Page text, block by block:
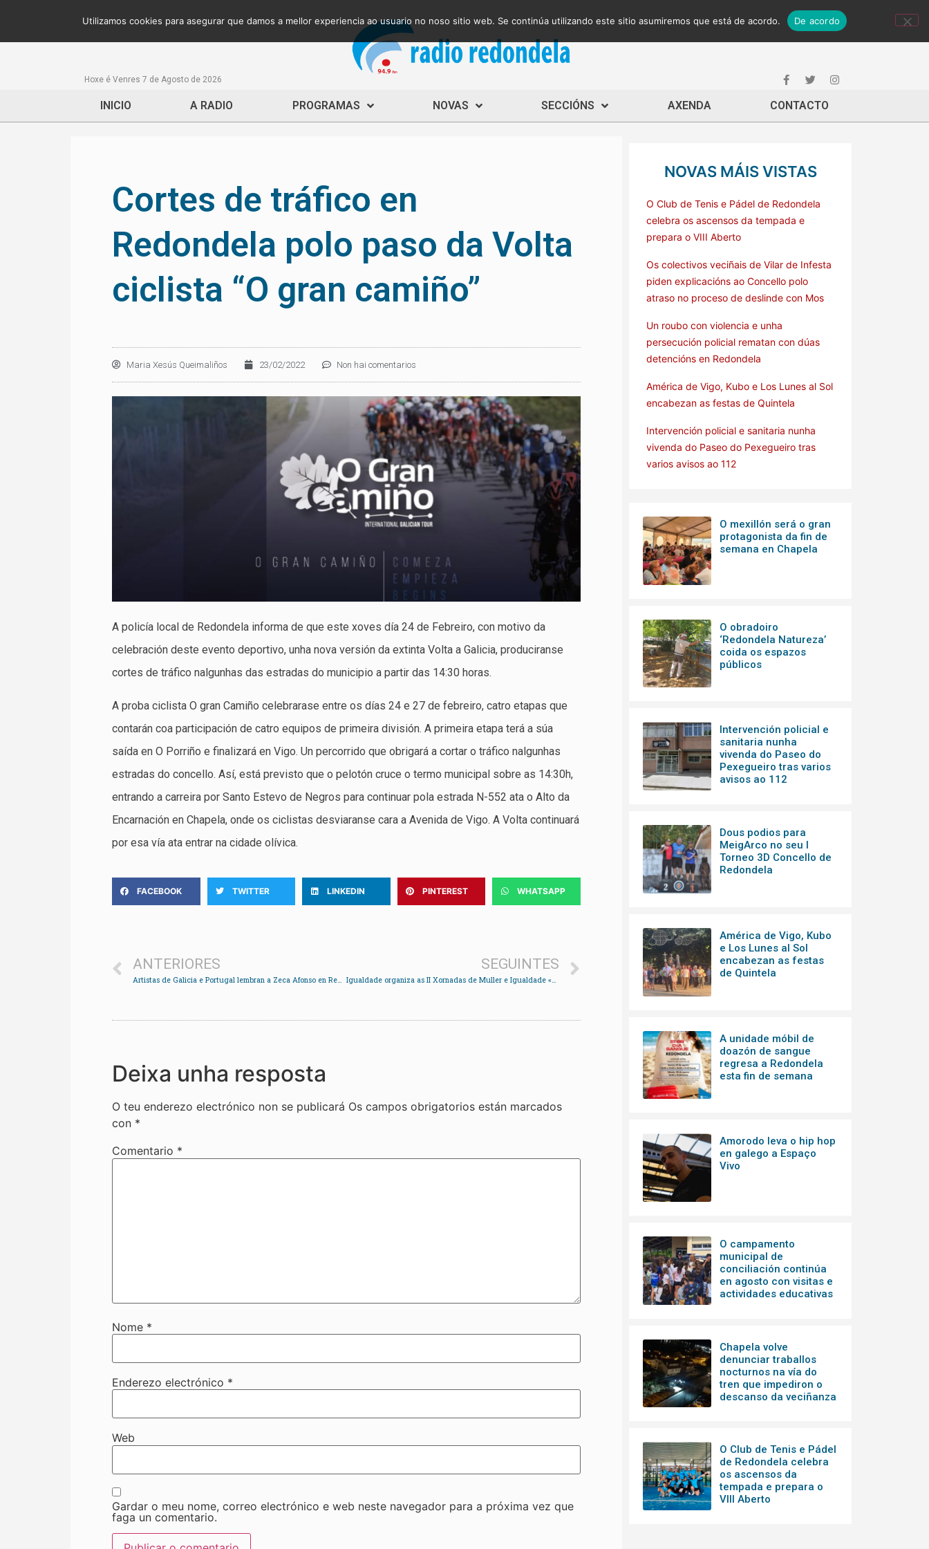
Hoxe é Venres 7 de Agosto de 2026
INICIO A RADIO PROGRAMAS NOVAS SECCIÓNS AXENDA CONTACTO
Cortes de tráfico en
Redondela polo paso da Volta
ciclista “O gran camiño”
Maria Xesús Queimaliños 23/02/2022 Non hai comentarios
A policía local de Redondela informa de que este xoves día 24 de Febreiro, con motivo da
celebración deste evento deportivo, unha nova versión da extinta Volta a Galicia, produciranse
cortes de tráfico nalgunhas das estradas do municipio a partir das 14:30 horas.
A proba ciclista O gran Camiño celebrarase entre os días 24 e 27 de febreiro, catro etapas que
contarán coa participación de catro equipos de primeira división. A primeira etapa terá a súa
saída en O Porriño e finalizará en Vigo. Un percorrido que obrigará a cortar o tráfico nalgunhas
estradas do concello. Así, está previsto que o pelotón cruce o termo municipal sobre as 14:30h,
entrando a carreira por Santo Estevo de Negros para continuar pola estrada N-552 ata o Alto da
Encarnación en Chapela, onde os ciclistas desviaranse cara a Avenida de Vigo. A Volta continuará
por esa vía ata entrar na cidade olívica.
FACEBOOK TWITTER LINKEDIN PINTEREST WHATSAPP
ANTERIORES
Artistas de Galicia e Portugal lembran a Zeca Afonso en Redondela
SEGUINTES
Igualdade organiza as II Xornadas de Muller e Igualdade «Gemma Pereira Otero»
Deixa unha resposta
O teu enderezo electrónico non se publicará Os campos obrigatorios están marcados
con *
Comentario *
Nome *
Enderezo electrónico *
Web
Gardar o meu nome, correo electrónico e web neste navegador para a próxima vez que
faga un comentario.
NOVAS MÁIS VISTAS
O Club de Tenis e Pádel de Redondela
celebra os ascensos da tempada e
prepara o VIII Aberto
Os colectivos veciñais de Vilar de Infesta
piden explicacións ao Concello polo
atraso no proceso de deslinde con Mos
Un roubo con violencia e unha
persecución policial rematan con dúas
detencións en Redondela
América de Vigo, Kubo e Los Lunes al Sol
encabezan as festas de Quintela
Intervención policial e sanitaria nunha
vivenda do Paseo do Pexegueiro tras
varios avisos ao 112
O mexillón será o gran
protagonista da fin de
semana en Chapela
O obradoiro
‘Redondela Natureza’
coida os espazos
públicos
Intervención policial e
sanitaria nunha
vivenda do Paseo do
Pexegueiro tras varios
avisos ao 112
Dous podios para
MeigArco no seu I
Torneo 3D Concello de
Redondela
América de Vigo, Kubo
e Los Lunes al Sol
encabezan as festas
de Quintela
A unidade móbil de
doazón de sangue
regresa a Redondela
esta fin de semana
Amorodo leva o hip hop
en galego a Espaço
Vivo
O campamento
municipal de
conciliación continúa
en agosto con visitas e
actividades educativas
Chapela volve
denunciar traballos
nocturnos na vía do
tren que impediron o
descanso da veciñanza
O Club de Tenis e Pádel
de Redondela celebra
os ascensos da
tempada e prepara o
VIII Aberto
Utilizamos cookies para asegurar que damos a mellor experiencia ao usuario no noso sitio web. Se continúa utilizando este sitio asumiremos que está de acordo. De acordo